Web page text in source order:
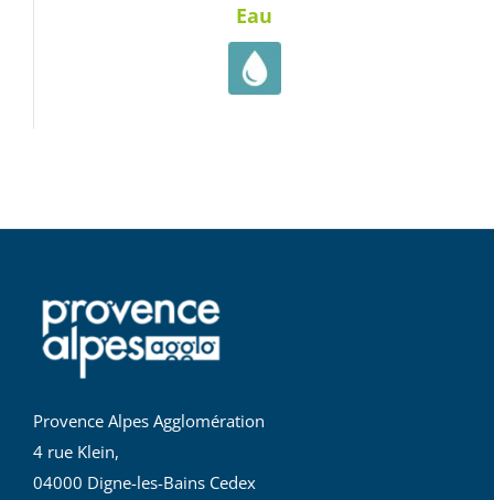
Eau
Provence Alpes Agglomération
4 rue Klein,
04000 Digne-les-Bains Cedex